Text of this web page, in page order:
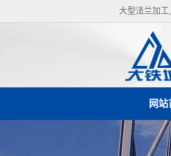
大型法兰加工
网站